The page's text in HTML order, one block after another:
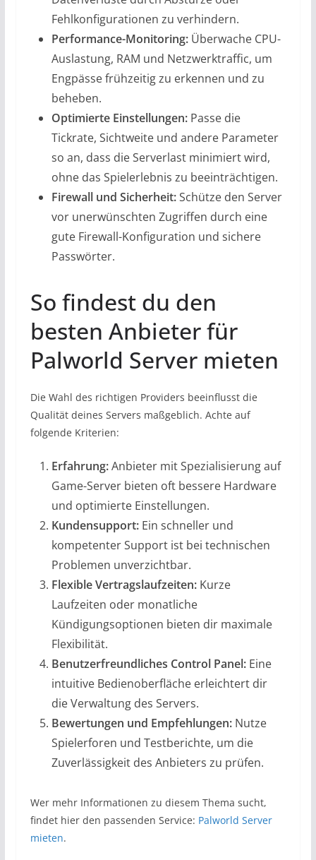
Fehlkonfigurationen zu verhindern.
Performance-Monitoring:Überwache CPU-
Auslastung, RAM und Netzwerktraffic, um
Engpässe frühzeitig zu erkennen und zu
beheben.
Optimierte Einstellungen:Passe die
Tickrate, Sichtweite und andere Parameter
so an, dass die Serverlast minimiert wird,
ohne das Spielerlebnis zu beeinträchtigen.
Firewall und Sicherheit:Schütze den Server
vor unerwünschten Zugriffen durch eine
gute Firewall-Konfiguration und sichere
Passwörter.
So findest du den
besten Anbieter für
Palworld Server mieten
Die Wahl des richtigen Providers beeinflusst die
Qualität deines Servers maßgeblich. Achte auf
folgende Kriterien:
Erfahrung:Anbieter mit Spezialisierung auf
Game-Server bieten oft bessere Hardware
und optimierte Einstellungen.
Kundensupport:Ein schneller und
kompetenter Support ist bei technischen
Problemen unverzichtbar.
Flexible Vertragslaufzeiten:Kurze
Laufzeiten oder monatliche
Kündigungsoptionen bieten dir maximale
Flexibilität.
Benutzerfreundliches Control Panel:Eine
intuitive Bedienoberfläche erleichtert dir
die Verwaltung des Servers.
Bewertungen und Empfehlungen:Nutze
Spielerforen und Testberichte, um die
Zuverlässigkeit des Anbieters zu prüfen.
Wer mehr Informationen zu diesem Thema sucht,
findet hier den passenden Service: Palworld Server
mieten.